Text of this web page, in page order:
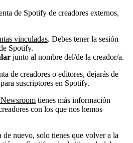
de Spotify de creadores externos,
vinculadas. Debes tener la sesión
Spotify.
junto al nombre del/de la creador/a.
de creadores o editores, dejarás de
suscriptores en Spotify.
tienes más información
con los que nos hemos
nuevo, solo tienes que volver a la